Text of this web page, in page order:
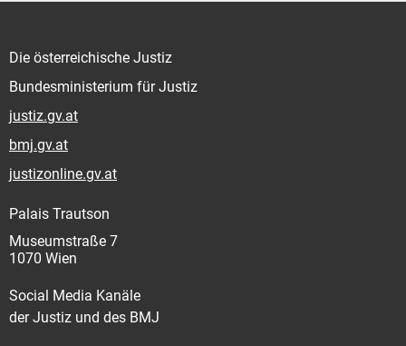
Die österreichische Justiz
Bundesministerium für Justiz
justiz.gv.at
bmj.gv.at
justizonline.gv.at
Palais Trautson
Museumstraße 7
1070 Wien
Social Media Kanäle
der Justiz und des BMJ